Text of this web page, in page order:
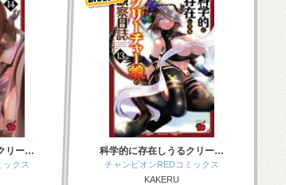
リー…
ックス
科学的に存在しうるクリー…
チャンピオンREDコミックス
KAKERU